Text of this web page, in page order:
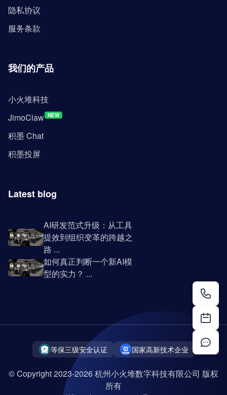
隐私协议
服务条款
我们的产品
小火堆科技
JimoClaw NEW
积墨 Chat
积墨投屏
Latest blog
AI研发范式升级：从工具
提效到组织变革的跨越之
路 ...
如何真正判断一个新AI模
型的实力？ ...
等保三级安全认证 国家高新技术企业
© Copyright 2023-2026 杭州小火堆数字科技有限公司 版权
所有